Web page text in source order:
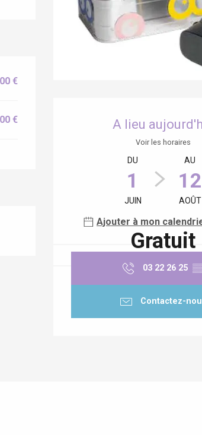
A lieu
Voir les horaires
DU
1
JUIN
AU
12
AOÛT
Ajouter à mon
Gratuit
03 22 26 25
Contactez-
€
€